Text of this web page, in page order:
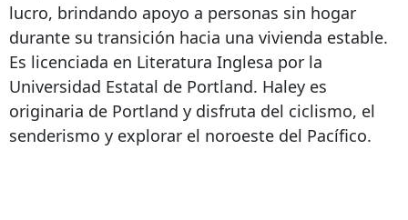
lucro, brindando apoyo a personas sin hogar
durante su transición hacia una vivienda estable.
Es licenciada en Literatura Inglesa por la
Universidad Estatal de Portland. Haley es
originaria de Portland y disfruta del ciclismo, el
senderismo y explorar el noroeste del Pacífico.